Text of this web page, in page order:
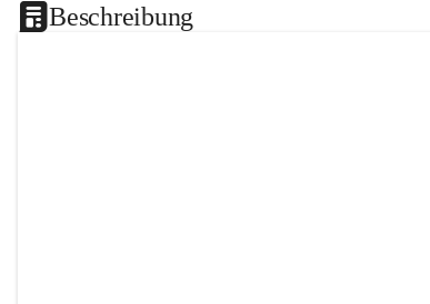
Beschreibung